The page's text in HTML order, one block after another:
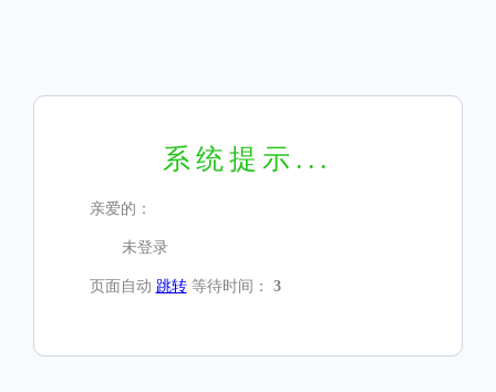
系统提示...
亲爱的：
未登录
页面自动 跳转等待时间： 3